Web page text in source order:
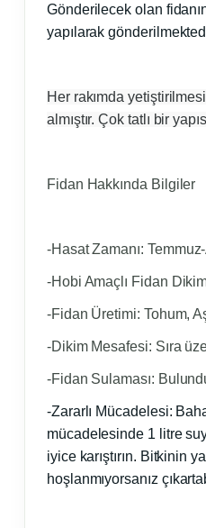
Gönderilecek olan
yapılarak
Her rakımda
almıştır. Çok tatlı bir
Fidan Hakkında Bilgiler
-Hasat Zamanı:
-Hobi Amaçlı Fidan Dikim
-Fidan Üretimi: Tohum,
-Dikim Mesafesi: Sıra
-Fidan Sulaması:
-Zararlı Mücadelesi:
mücadelesinde 1 litre
iyice karıştırın. Bitkinin
hoşlanmıyorsanız